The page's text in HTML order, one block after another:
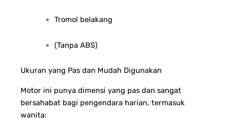
Tromol belakang
(Tanpa ABS)
Ukuran yang Pas dan Mudah Digunakan
Motor ini punya dimensi yang pas dan sangat
bersahabat bagi pengendara harian, termasuk
wanita: